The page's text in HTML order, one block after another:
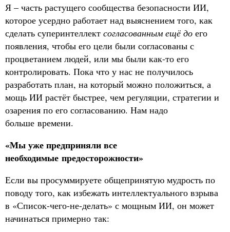
Я – часть растущего сообщества безопасности ИИ,
которое усердно работает над выяснением того, как
сделать суперинтеллект согласованным ещё до его
появления, чтобы его цели были согласованы с
процветанием людей, или мы были как-то его
контролировать. Пока что у нас не получилось
разработать план, на который можно положиться, а
мощь ИИ растёт быстрее, чем регуляции, стратегии и
озарения по его согласованию. Нам надо
больше времени.
«Мы уже предприняли все
необходимые предосторожности»
Если вы просуммируете общепринятую мудрость по
поводу того, как избежать интеллектуального взрыва
в «Список-чего-не-делать» с мощным ИИ, он может
начинаться примерно так: